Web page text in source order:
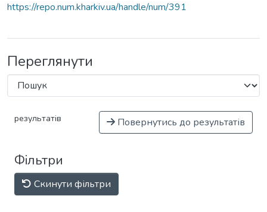
https://repo.num.kharkiv.ua/handle/num/391
Переглянути
результатів Повернутись до результатів
Фільтри
Скинути фільтри